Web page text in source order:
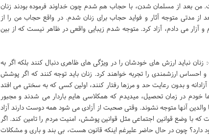
بعد از مسلمان شدن، با حجاب هم شدم چون خداوند فرموده بودند زنان
مدتی متوجه آثار و فواید حجاب برای زنان شدم. در واقع حجاب من را از
می دادم، آزاد کرد. متوجه شدم زیبایی واقعی در ظاهر نیست که از بین
نباید ارزش های خودشان را در ویژگی های ظاهری دنبال کنند بلکه اگر به
و احساس ارزشمندی را تجربه خواهند کرد. زنان باید توجه کنند که اگر پوشش
و بدون رعایت حد و مرزها رفتار کنند، اولین کسی که به سختی می افتد
خودم در زمان تحصیل، میدیدم که همکلاسی هایم باردار می شدند و مجبور
آنها متوجه نشوند. وقتی صحبت از آزادی می شود همه دوست دارند آزاد
با وضع قوانین اجتماعی مثل قوانین پوشش، امنیت مردم را تامین کند. اگر
دارد؟ چون در حال حاضر علیرغم اینکه قانون هست، بی بند و باری و مشکلات